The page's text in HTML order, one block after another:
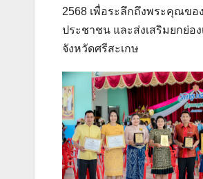
2568 เพื่อระลึกถึงพระคุณขอ
ประชาชน และส่งเสริมยกย่อ
จังหวัดศรีสะเกษ